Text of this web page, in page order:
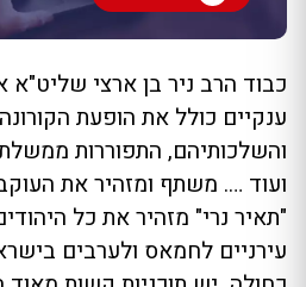
כבוד הרב ניר בן ארצי שליט"א
ענקיים כולל את הופעת הקורונה
והשלכותיהם, התפוררות
ועוד …. משתף ומזהיר את
"תאיר נרי" מזהיר את כל
עירניים לחמאס ולערבים